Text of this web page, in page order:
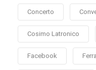
Concerto
Cosimo Latronico
Facebook